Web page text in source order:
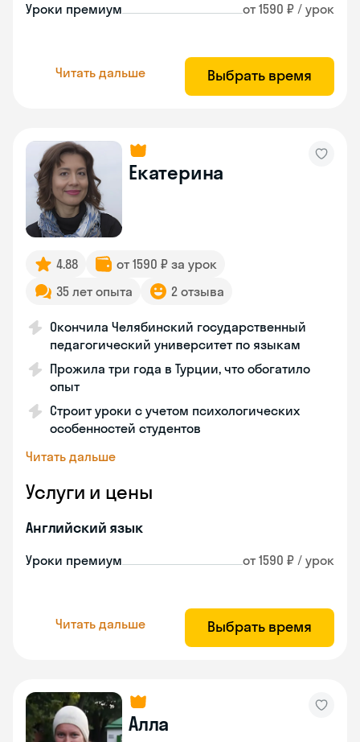
Уроки премиум от 1590 ₽ / урок
Читать дальше Выбрать время
Екатерина
4.88
от 1590 ₽ за урок
35 лет опыта
2 отзыва
Окончила Челябинский государственный
педагогический университет по языкам
Прожила три года в Турции, что обогатило
опыт
Строит уроки с учетом психологических
особенностей студентов
Читать дальше
Услуги и цены
Английский язык
Уроки премиум от 1590 ₽ / урок
Читать дальше Выбрать время
Алла